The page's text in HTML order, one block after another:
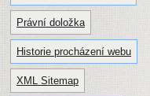
Právní doložka
Historie procházení webu
XML Sitemap